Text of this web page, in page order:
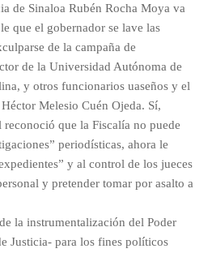
de Sinaloa Rubén Rocha Moya va
que el gobernador se lave las
de la campaña de
de la Universidad Autónoma de
y otros funcionarios uaseños y el
Melesio Cuén Ojeda. Sí,
reconoció que la Fiscalía no puede
periodísticas, ahora le
y al control de los jueces
y pretender tomar por asalto a
la instrumentalización del Poder
Justicia- para los fines políticos